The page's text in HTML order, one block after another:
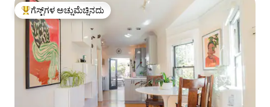
ಗೆಸ್ಟ್‌ಗಳಿಗೆ ಅತಿ ಹೆಚ್ಚು ಅಚ್ಚುಮೆಚ್ಚಿನದು
ಗೆಸ್ಟ್‌ಗಳ ಅಚ್ಚುಮೆಚ್ಚಿನದು